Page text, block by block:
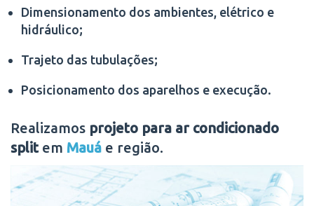
Dimensionamento dos ambientes, elétrico e
hidráulico;
Trajeto das tubulações;
Posicionamento dos aparelhos e execução.
Realizamos projeto para ar condicionado
splitem Mauá e região.